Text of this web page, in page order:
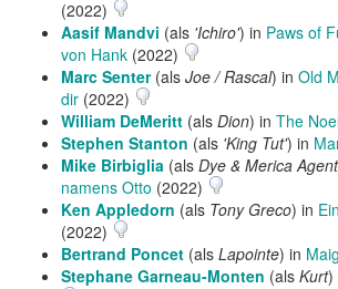
(2022)
Aasif Mandvi (als 'Ichiro') in Paws of
von Hank (2022)
Marc Senter(als Joe / Rascal) in Old
dir (2022)
William DeMeritt (als Dion) in The
Stephen Stanton (als 'King Tut') in
Mike Birbiglia (als Dye & Merica Agent
namens Otto (2022)
Ken Appledorn (als Tony Greco) in
(2022)
Bertrand Poncet (als Lapointe) in
Stephane Garneau-Monten (als Kurt)